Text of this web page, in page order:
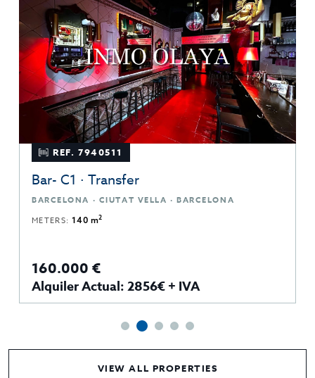
REF. 7940511
Bar- C1 · Transfer
BARCELONA · CIUTAT VELLA · BARCELONA
METERS:140 m2
160.000 €
Alquiler Actual: 2856€ + IVA
VIEW ALL PROPERTIES